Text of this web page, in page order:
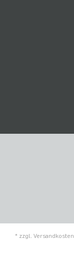
* zzgl. Versandkosten